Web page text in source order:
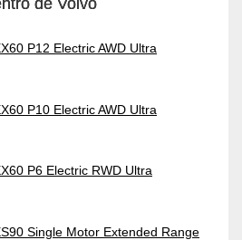
P12 Electric AWD Ultra
P10 Electric AWD Ultra
P6 Electric RWD Ultra
Single Motor Extended Range